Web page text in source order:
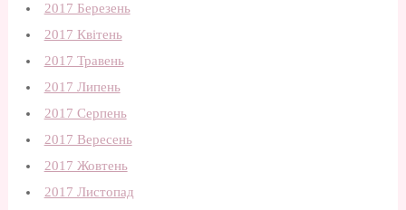
2017 Березень
2017 Квітень
2017 Травень
2017 Липень
2017 Серпень
2017 Вересень
2017 Жовтень
2017 Листопад